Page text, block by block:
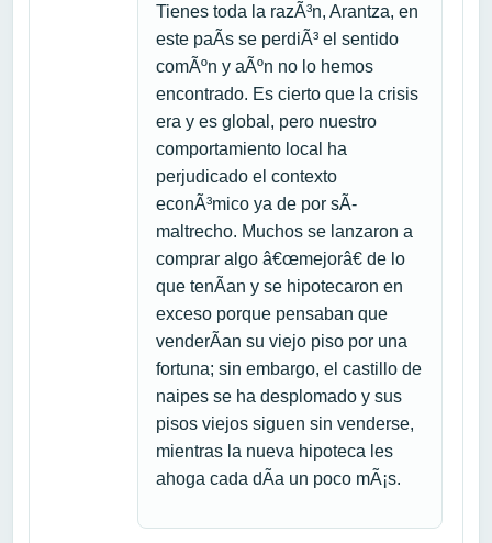
Tienes toda la razÃ³n, Arantza, en
este paÃ­s se perdiÃ³ el sentido
comÃºn y aÃºn no lo hemos
encontrado. Es cierto que la crisis
era y es global, pero nuestro
comportamiento local ha
perjudicado el contexto
econÃ³mico ya de por sÃ­
maltrecho. Muchos se lanzaron a
comprar algo â€œmejorâ€ de lo
que tenÃ­an y se hipotecaron en
exceso porque pensaban que
venderÃ­an su viejo piso por una
fortuna; sin embargo, el castillo de
naipes se ha desplomado y sus
pisos viejos siguen sin venderse,
mientras la nueva hipoteca les
ahoga cada dÃ­a un poco mÃ¡s.